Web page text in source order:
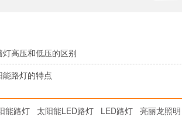
灯高压和低压的区别
能路灯的特点
能路灯 太阳能LED路灯 LED路灯 亮丽龙照明